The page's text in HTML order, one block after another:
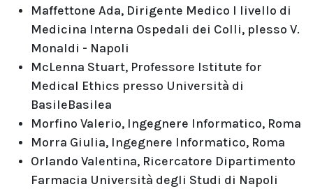
Maffettone Ada, Dirigente Medico I livello di
Medicina Interna Ospedali dei Colli, plesso V.
Monaldi - Napoli
McLenna Stuart, Professore Istitute for
Medical Ethics presso Università di
BasileBasilea
Morfino Valerio, Ingegnere Informatico, Roma
Morra Giulia, Ingegnere Informatico, Roma
Orlando Valentina, Ricercatore Dipartimento
Farmacia Università degli Studi di Napoli